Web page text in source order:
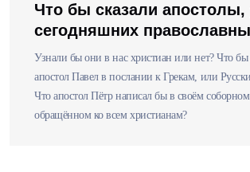
Что бы сказали апостолы,
сегодняшних
Узнали бы они в нас христиан или нет? Что бы
апостол Павел в послании к Грекам, или
Что апостол Пётр написал бы в своём
обращённом ко всем христианам?